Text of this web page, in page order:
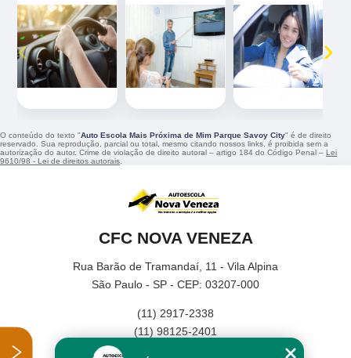
‹ ›
O conteúdo do texto "Auto Escola Mais Próxima de Mim Parque Savoy City" é de direito
reservado. Sua reprodução, parcial ou total, mesmo citando nossos links, é proibida sem a
autorização do autor. Crime de violação de direito autoral – artigo 184 do Código Penal – Lei
9610/98 - Lei de direitos autorais
CFC NOVA VENEZA
Rua Barão de Tramandaí, 11 - Vila Alpina
São Paulo - SP - CEP: 03207-000
(11) 2917-2338
(11) 98125-2401